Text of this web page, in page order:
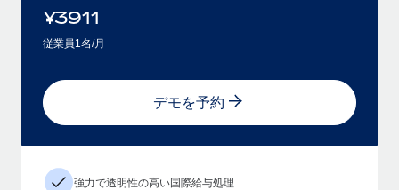
¥3911
従業員1名/月
デモを予約
強力で透明性の高い国際給与処理